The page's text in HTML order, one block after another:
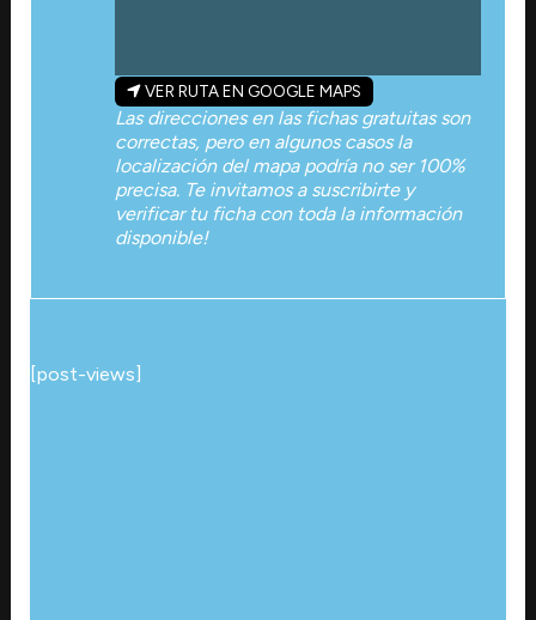
VER RUTA EN GOOGLE MAPS
Las direcciones en las fichas gratuitas son
correctas, pero en algunos casos la
localización del mapa podría no ser 100%
precisa. Te invitamos a suscribirte y
verificar tu ficha con toda la información
disponible!
[post-views]